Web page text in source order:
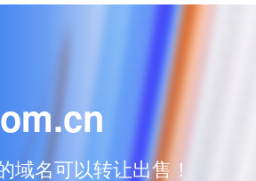
域名可以转让出售！